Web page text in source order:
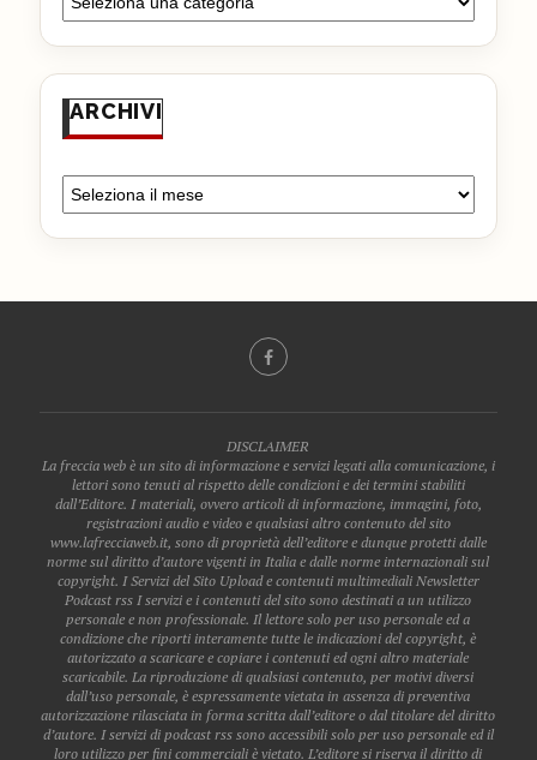
ARCHIVI
DISCLAIMER
La freccia web è un sito di informazione e servizi legati alla comunicazione, i
lettori sono tenuti al rispetto delle condizioni e dei termini stabiliti
dall’Editore. I materiali, ovvero articoli di informazione, immagini, foto,
registrazioni audio e video e qualsiasi altro contenuto del sito
www.lafrecciaweb.it, sono di proprietà dell’editore e dunque protetti dalle
norme sul diritto d’autore vigenti in Italia e dalle norme internazionali sul
copyright. I Servizi del Sito Upload e contenuti multimediali Newsletter
Podcast rss I servizi e i contenuti del sito sono destinati a un utilizzo
personale e non professionale. Il lettore solo per uso personale ed a
condizione che riporti interamente tutte le indicazioni del copyright, è
autorizzato a scaricare e copiare i contenuti ed ogni altro materiale
scaricabile. La riproduzione di qualsiasi contenuto, per motivi diversi
dall’uso personale, è espressamente vietata in assenza di preventiva
autorizzazione rilasciata in forma scritta dall’editore o dal titolare del diritto
d’autore. I servizi di podcast rss sono accessibili solo per uso personale ed il
loro utilizzo per fini commerciali è vietato. L’editore si riserva il diritto di